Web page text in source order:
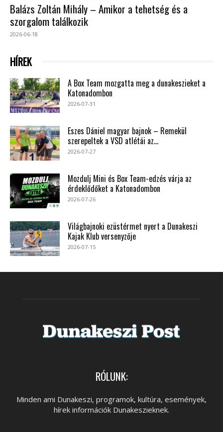
Balázs Zoltán Mihály – Amikor a tehetség és a
szorgalom találkozik
2026-06-18
HÍREK
A Box Team mozgatta meg a dunakeszieket a
Katonadombon
2026-07-31
Eszes Dániel magyar bajnok – Remekül
szerepeltek a VSD atlétái az...
2026-07-27
Mozdulj Mini és Box Team-edzés várja az
érdeklődőket a Katonadombon
2026-07-26
Világbajnoki ezüstérmet nyert a Dunakeszi
Kajak Klub versenyzője
2026-07-15
RÓLUNK:
Minden ami Dunakeszi, programok, kultúra, események,
hírek információk Dunakeszieknek.